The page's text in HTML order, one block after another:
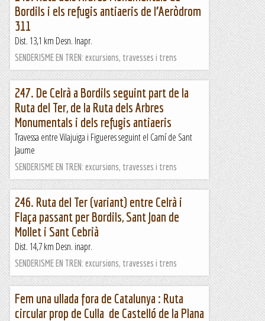
Bordils i els refugis antiaeris de l’Aeròdrom
311
Dist. 13,1 km Desn. Inapr.
SENDERISME EN TREN: excursions, travesses i trens
247. De Celrà a Bordils seguint part de la
Ruta del Ter, de la Ruta dels Arbres
Monumentals i dels refugis antiaeris
Travessa entre Vilajuïga i Figueres seguint el Camí de Sant
Jaume
SENDERISME EN TREN: excursions, travesses i trens
246. Ruta del Ter (variant) entre Celrà i
Flaça passant per Bordils, Sant Joan de
Mollet i Sant Cebrià
Dist. 14,7 km Desn. inapr.
SENDERISME EN TREN: excursions, travesses i trens
Fem una ullada fora de Catalunya : Ruta
circular prop de Culla de Castelló de la Plana